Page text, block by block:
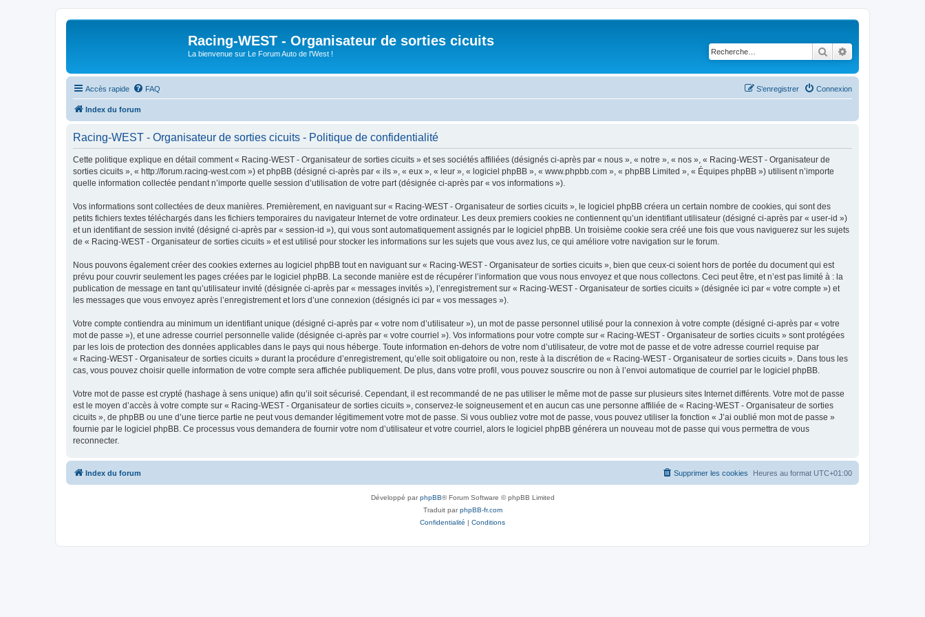
Racing-WEST - Organisateur de sorties cicuits
La bienvenue sur Le Forum Auto de l'West ! Rechercher
Accès rapide FAQ Connexion
S’enregistrer
Index du forum
Racing-WEST - Organisateur de sorties cicuits - Politique de confidentialité
Cette politique explique en détail comment « Racing-WEST - Organisateur de sorties cicuits » et ses sociétés affiliées (désignés ci-après par « nous », « notre », « nos », « Racing-WEST - Organisateur de
sorties cicuits », « http://forum.racing-west.com ») et phpBB (désigné ci-après par « ils », « eux », « leur », « logiciel phpBB », « www.phpbb.com », « phpBB Limited », « Équipes phpBB ») utilisent n’importe
quelle information collectée pendant n’importe quelle session d’utilisation de votre part (désignée ci-après par « vos informations »).
Vos informations sont collectées de deux manières. Premièrement, en naviguant sur « Racing-WEST - Organisateur de sorties cicuits », le logiciel phpBB créera un certain nombre de cookies, qui sont des
petits fichiers textes téléchargés dans les fichiers temporaires du navigateur Internet de votre ordinateur. Les deux premiers cookies ne contiennent qu’un identifiant utilisateur (désigné ci-après par « user-id »)
et un identifiant de session invité (désigné ci-après par « session-id »), qui vous sont automatiquement assignés par le logiciel phpBB. Un troisième cookie sera créé une fois que vous naviguerez sur les sujets
de « Racing-WEST - Organisateur de sorties cicuits » et est utilisé pour stocker les informations sur les sujets que vous avez lus, ce qui améliore votre navigation sur le forum.
Nous pouvons également créer des cookies externes au logiciel phpBB tout en naviguant sur « Racing-WEST - Organisateur de sorties cicuits », bien que ceux-ci soient hors de portée du document qui est
prévu pour couvrir seulement les pages créées par le logiciel phpBB. La seconde manière est de récupérer l’information que vous nous envoyez et que nous collectons. Ceci peut être, et n’est pas limité à : la
publication de message en tant qu’utilisateur invité (désignée ci-après par « messages invités »), l’enregistrement sur « Racing-WEST - Organisateur de sorties cicuits » (désignée ici par « votre compte ») et
les messages que vous envoyez après l’enregistrement et lors d’une connexion (désignés ici par « vos messages »).
Votre compte contiendra au minimum un identifiant unique (désigné ci-après par « votre nom d’utilisateur »), un mot de passe personnel utilisé pour la connexion à votre compte (désigné ci-après par « votre
mot de passe »), et une adresse courriel personnelle valide (désignée ci-après par « votre courriel »). Vos informations pour votre compte sur « Racing-WEST - Organisateur de sorties cicuits » sont protégées
par les lois de protection des données applicables dans le pays qui nous héberge. Toute information en-dehors de votre nom d’utilisateur, de votre mot de passe et de votre adresse courriel requise par
« Racing-WEST - Organisateur de sorties cicuits » durant la procédure d’enregistrement, qu’elle soit obligatoire ou non, reste à la discrétion de « Racing-WEST - Organisateur de sorties cicuits ». Dans tous les
cas, vous pouvez choisir quelle information de votre compte sera affichée publiquement. De plus, dans votre profil, vous pouvez souscrire ou non à l’envoi automatique de courriel par le logiciel phpBB.
Votre mot de passe est crypté (hashage à sens unique) afin qu’il soit sécurisé. Cependant, il est recommandé de ne pas utiliser le même mot de passe sur plusieurs sites Internet différents. Votre mot de passe
est le moyen d’accès à votre compte sur « Racing-WEST - Organisateur de sorties cicuits », conservez-le soigneusement et en aucun cas une personne affiliée de « Racing-WEST - Organisateur de sorties
cicuits », de phpBB ou une d’une tierce partie ne peut vous demander légitimement votre mot de passe. Si vous oubliez votre mot de passe, vous pouvez utiliser la fonction « J’ai oublié mon mot de passe »
fournie par le logiciel phpBB. Ce processus vous demandera de fournir votre nom d’utilisateur et votre courriel, alors le logiciel phpBB générera un nouveau mot de passe qui vous permettra de vous
reconnecter.
Index du forum Heures au format UTC+01:00
Supprimer les cookies
Développé parphpBB® Forum Software © phpBB Limited
Traduit parphpBB-fr.com
Confidentialité | Conditions